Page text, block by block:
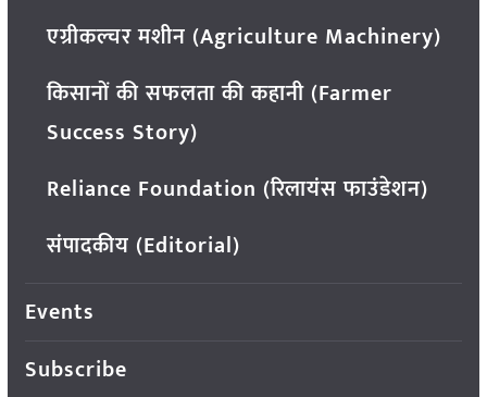
एग्रीकल्चर मशीन (Agriculture Machinery)
किसानों की सफलता की कहानी (Farmer
Success Story)
Reliance Foundation (रिलायंस फाउंडेशन)
संपादकीय (Editorial)
Events
Subscribe